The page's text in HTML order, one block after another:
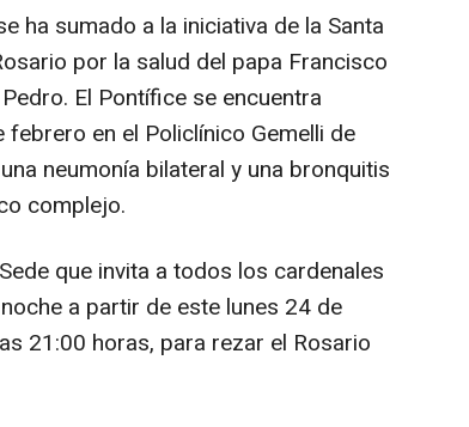
ha sumado a la iniciativa de la Santa
por la salud del papa Francisco
El Pontífice se encuentra
en el Policlínico Gemelli de
neumonía bilateral y una bronquitis
complejo.
que invita a todos los cardenales
a partir de este lunes 24 de
21:00 horas, para rezar el Rosario